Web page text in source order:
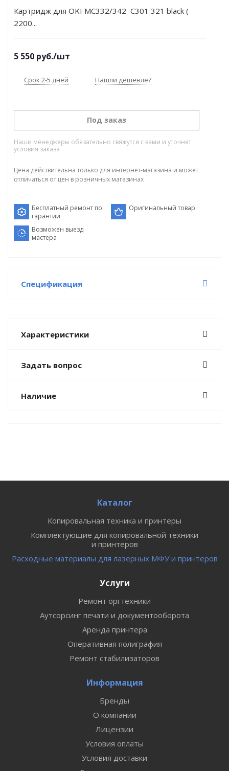
Картридж для OKI MC332/342 C301 321 black (
2200...
5 550 руб./шт
Срок 2-5 дней Нашли дешевле?
Под заказ
Наши менеджеры обязательно свяжутся с вами и уточнят
условия заказа
Цена действительна только для интернет-магазина и может
отличаться от цен в розничных магазинах
Бесплатный ремонт по
гарантии
Оригинальный товар
Возможен выезд
мастера
Спецификация
Характеристики
Задать вопрос
Наличие
Каталог
Копировальная техника и принтеры
Комплектующие для копировальной техники
и принтеров
Расходные материалы для лазерных МФУ и принтеров
Услуги
Ремонт оргтехники
Аутсорсинг печати и документооборота
Аренда принтера
Оперативная полиграфия
Ремонт стабилизаторов
Информация
Бренды
О компании
Лицензии
Условия оплаты
Условия доставки